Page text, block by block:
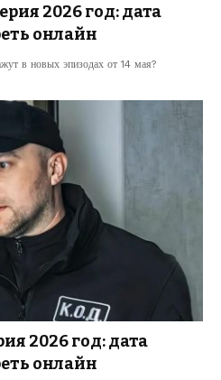
2026 год: дата
онлайн
в новых эпизодах от 14 мая?
2026 год: дата
онлайн